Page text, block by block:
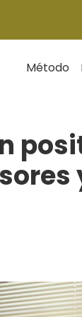
Método